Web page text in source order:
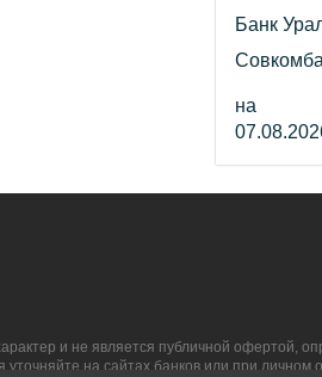
Банк
на
и не является публичной офертой,
на сайтах банков или при личном